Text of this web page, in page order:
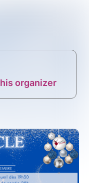
organizer